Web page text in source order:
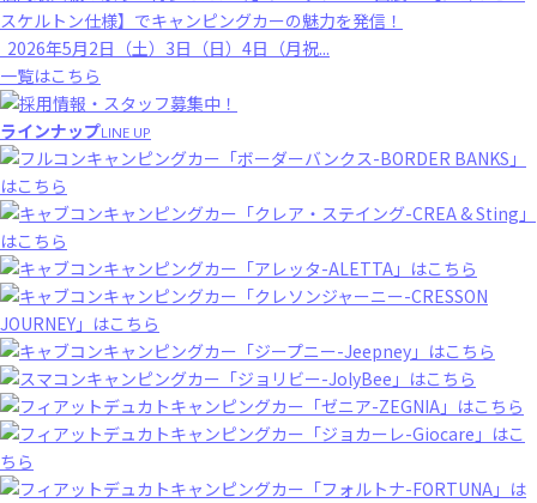
スケルトン仕様】でキャンピングカーの魅力を発信！
2026年5月2日（土）3日（日）4日（月祝...
一覧はこちら
ラインナップLINE UP